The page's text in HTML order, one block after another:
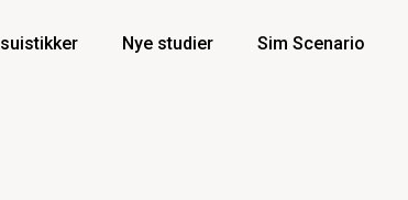
Nye studier Sim Scenario